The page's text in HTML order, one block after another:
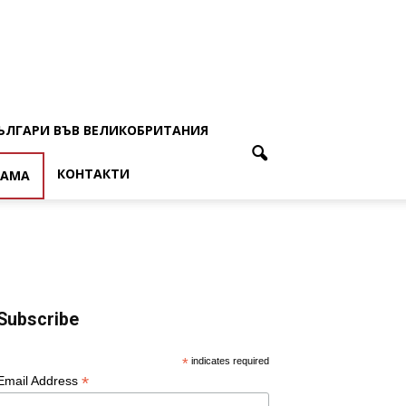
ВЪВ ВЕЛИКОБРИТАНИЯ
КОНТАКТИ
* indicates required
Address *